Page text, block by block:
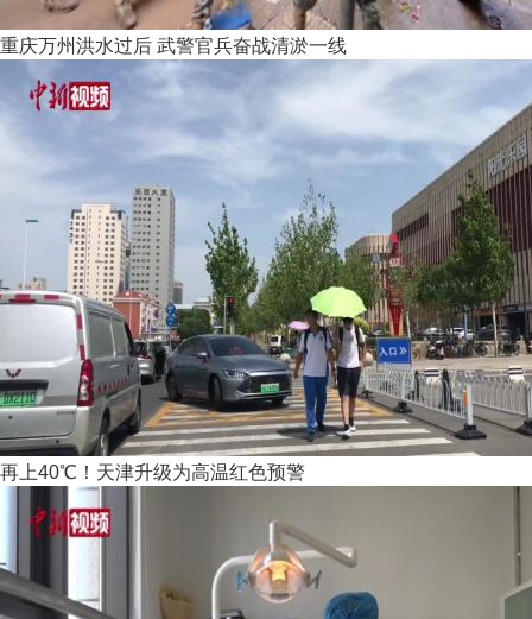
重庆万州洪水过后 武警官兵奋战清淤一线
再上40℃！天津升级为高温红色预警